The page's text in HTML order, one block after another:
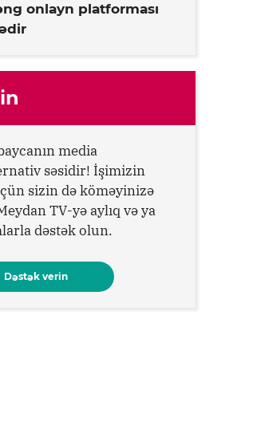
onlayn platforması
media
səsidir! İşimizin
sizin də köməyinizə
TV-yə aylıq və ya
dəstək olun.
Dəstək verin